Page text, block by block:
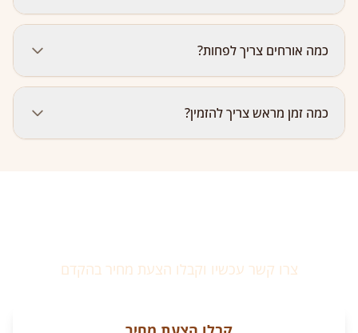
למהדרין.
קריית מוצקין, קריית אתא, קריית ים, נשר וטירת כרמל. הגעה
באזור המרכז כלולה; באזורים מרוחקים ייתכן חיוב נסיעה
כמה אורחים צריך לפחות?
לאירועים מ-20 ועד 100+ אורחים.
כמה זמן מראש צריך להזמין?
צרו קשר עכשיו וקבלו הצעת מחיר בהקדם